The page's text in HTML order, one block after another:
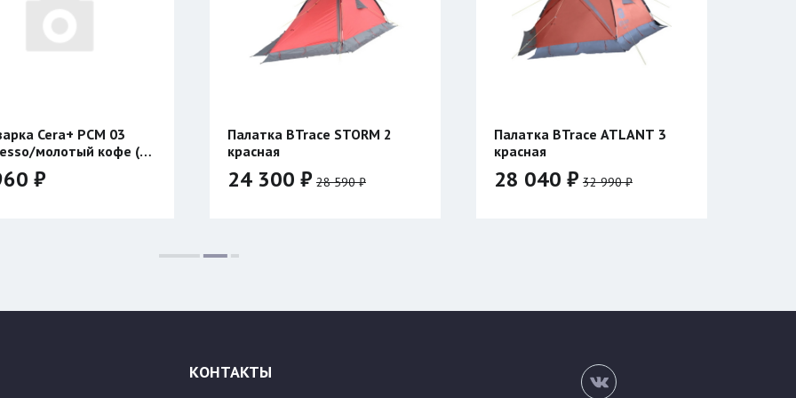
Палатка BTrace STORM 2
красная
24 300 ₽
Палатка BTrace ATLANT 3
28 040 ₽
Куртка Сивера АМУЛЕТ 23
45 200 ₽
Размер:
КОНТАКТЫ